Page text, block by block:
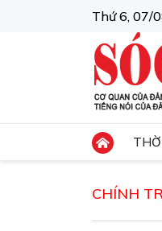
Thứ 6, 07/
CHÍNH